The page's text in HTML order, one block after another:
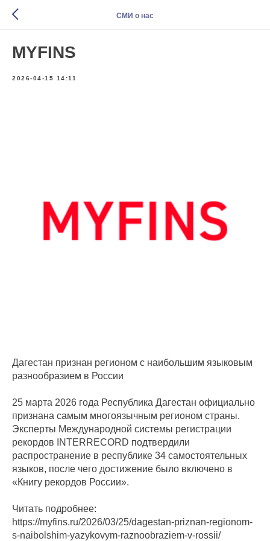
СМИ о нас
MYFINS
2026-04-15 14:11
Дагестан признан регионом с наибольшим языковым
разнообразием в России
25 марта 2026 года Республика Дагестан официально
признана самым многоязычным регионом страны.
Эксперты Международной системы регистрации
рекордов INTERRECORD подтвердили
распространение в республике 34 самостоятельных
языков, после чего достижение было включено в
«Книгу рекордов России».
Читать подробнее:
https://myfins.ru/2026/03/25/dagestan-priznan-regionom-
s-naibolshim-yazykovym-raznoobraziem-v-rossii/